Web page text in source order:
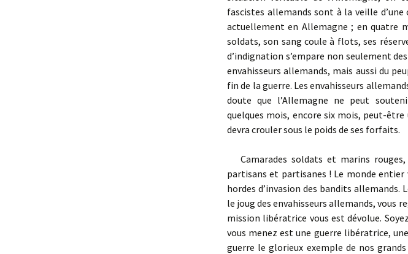
fascistes allemands sont à la veille
actuellement en Allemagne ; en quatre
soldats, son sang coule à flots, ses
d’indignation s’empare non seulement
envahisseurs allemands, mais aussi du
fin de la guerre. Les envahisseurs
doute que l’Allemagne ne peut
quelques mois, encore six mois, peut-
devra crouler sous le poids de ses forfaits.
Camarades soldats et marins
partisans et partisanes ! Le monde entier
hordes d’invasion des bandits allemands.
le joug des envahisseurs allemands, vous
mission libératrice vous est dévolue.
vous menez est une guerre libératrice,
guerre le glorieux exemple de nos